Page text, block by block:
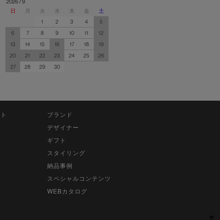
2026 / 9
日
月 火 水 木 金
土
1
2 3 4
5
6
7 8 9 10 11
12
13
14 15 16 17 18
19
20
21 22 23 24 25
26
27
28 29 30
ブランド
デザイナー
ギフト
スタイリング
納品事例
スペシャルコンテンツ
WEBカタログ